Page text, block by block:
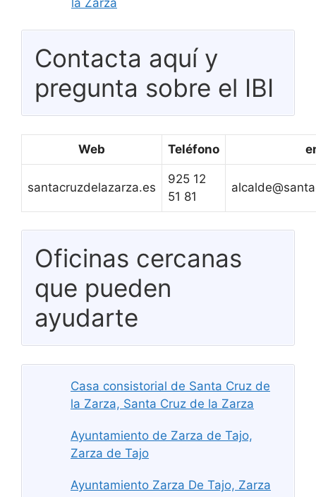
Contacta aquí y
pregunta sobre el IBI
Web Teléfono
santacruzdelazarza.es
925 12
51 81
Oficinas cercanas
que pueden
ayudarte
Casa consistorial de Santa Cruz de
la Zarza, Santa Cruz de la Zarza
Ayuntamiento de Zarza de Tajo,
Zarza de Tajo
Ayuntamiento Zarza De Tajo, Zarza